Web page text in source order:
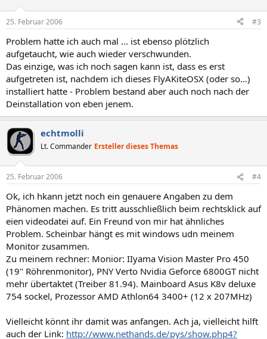
25. Februar 2006 #3
Problem hatte ich auch mal ... ist ebenso plötzlich
aufgetaucht, wie auch wieder verschwunden.
Das einzige, was ich noch sagen kann ist, dass es erst
aufgetreten ist, nachdem ich dieses FlyAKiteOSX (oder so...)
installiert hatte - Problem bestand aber auch noch nach der
Deinstallation von eben jenem.
echtmolli
Lt. Commander Ersteller dieses Themas
25. Februar 2006 #4
Ok, ich hkann jetzt noch ein genauere Angaben zu dem
Phänomen machen. Es tritt ausschließlich beim rechtsklick auf
eien videodatei auf. Ein Freund von mir hat ähnliches
Problem. Scheinbar hängt es mit windows udn meinem
Monitor zusammen.
Zu meinem rechner: Monior: IIyama Vision Master Pro 450
(19" Röhrenmonitor), PNY Verto Nvidia Geforce 6800GT nicht
mehr übertaktet (Treiber 81.94). Mainboard Asus K8v deluxe
754 sockel, Prozessor AMD Athlon64 3400+ (12 x 207MHz)
Vielleicht könnt ihr damit was anfangen. Ach ja, vielleicht hilft
auch der Link: http://www.nethands.de/pys/show.php4?